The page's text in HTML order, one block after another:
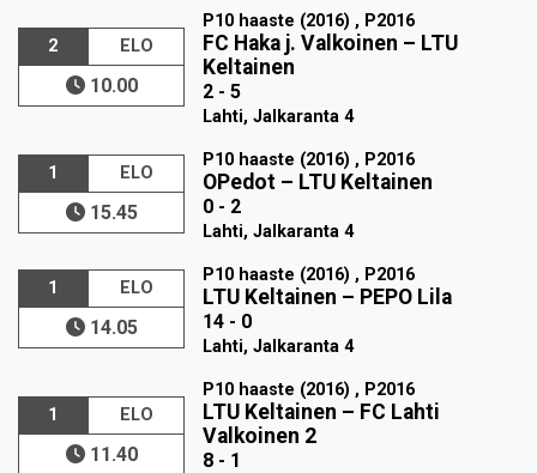
2 ELO
10.00
P10 haaste (2016) , P2016
FC Haka j. Valkoinen – LTU
Keltainen
2 - 5
Lahti, Jalkaranta 4
1 ELO
15.45
P10 haaste (2016) , P2016
OPedot – LTU Keltainen
0 - 2
Lahti, Jalkaranta 4
1 ELO
14.05
P10 haaste (2016) , P2016
LTU Keltainen – PEPO Lila
14 - 0
Lahti, Jalkaranta 4
1 ELO
11.40
P10 haaste (2016) , P2016
LTU Keltainen – FC Lahti
Valkoinen 2
8 - 1